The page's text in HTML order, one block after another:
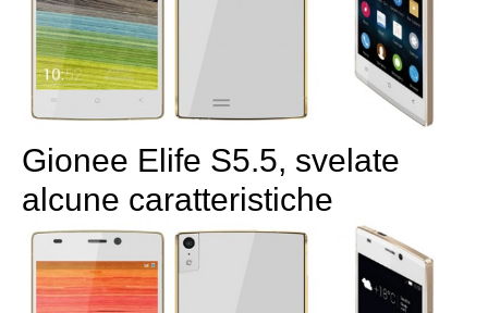
Gionee Elife S5.5, svelate
alcune caratteristiche